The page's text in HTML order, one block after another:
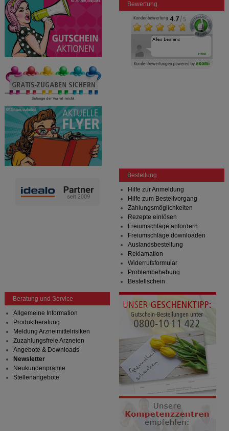
Bewertung
Bestellung
Hilfe zur Anmeldung
Hilfe zum Bestellvorgang
Zahlungsmöglichkeiten
Rezepte einlösen
Freiumschläge anfordern
Freiumschläge downloaden
Auslandsbestellung
Reklamation
Widerrufsformular
Problembehebung
Bestellschein
Beratung und Service
Allgemeine Information
Produktberatung
Meldung Arzneimittelrisiken
Zuzahlungsfreie Arzneien
Angebote & Downloads
Newsletter
Neukundenprämie
Stellenangebote